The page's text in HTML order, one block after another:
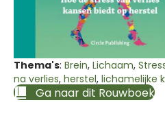
Thema's: Brein, Lichaam,
na verlies, herstel, lichamelijke
Ga naar dit Rouwboek